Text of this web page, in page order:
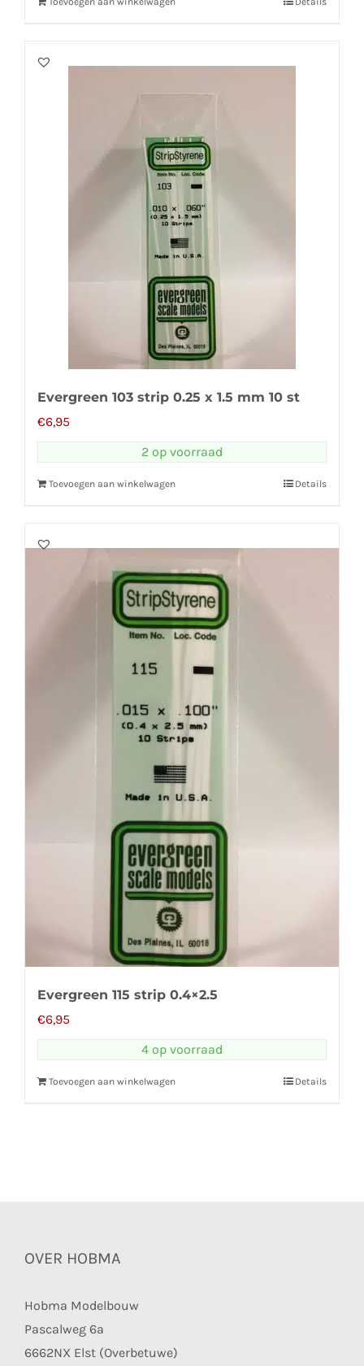
Evergreen 103 strip 0.25 x 1.5 mm 10 st
€6,95
2 op voorraad
Toevoegen aan winkelwagen Details
Evergreen 115 strip 0.4×2.5
€6,95
4 op voorraad
Toevoegen aan winkelwagen Details
OVER HOBMA
Hobma Modelbouw
Pascalweg 6a
6662NX Elst (Overbetuwe)